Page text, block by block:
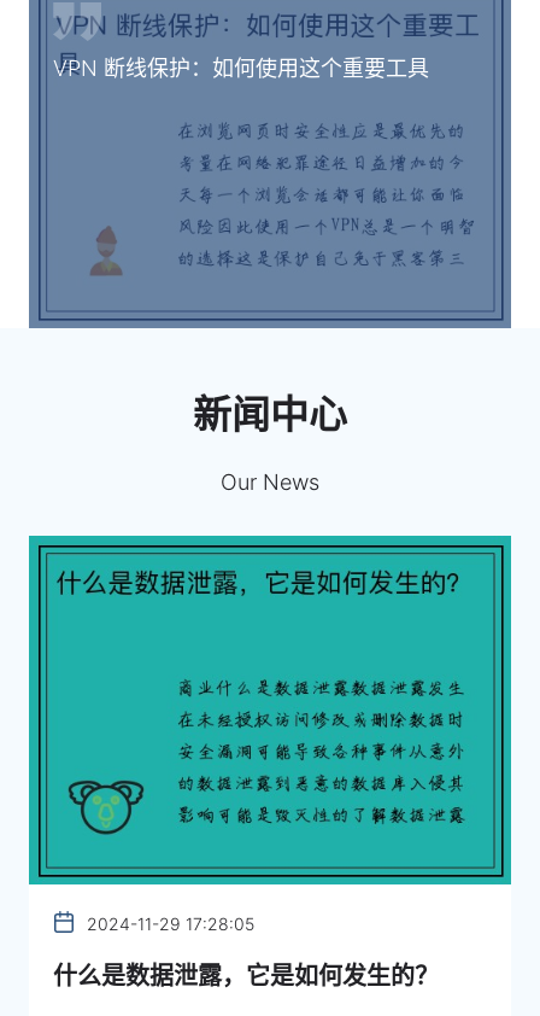
VPN 断线保护：如何使用这个重要工具
新闻中心
Our News
2024-11-29 17:28:05
什么是数据泄露，它是如何发生的？